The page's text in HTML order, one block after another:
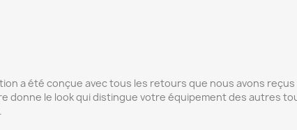
a été conçue avec tous les retours que nous avons reçus
donne le look qui distingue votre équipement des autres